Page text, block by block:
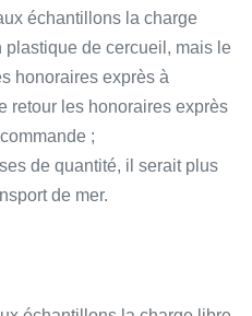
échantillons la charge
plastique de cercueil, mais le
honoraires exprès à
retour les honoraires exprès
;
de quantité, il serait plus
de mer.